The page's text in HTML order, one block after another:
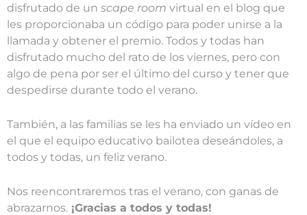
disfrutado de un scape room virtual en el blog que
les proporcionaba un código para poder unirse a la
llamada y obtener el premio. Todos y todas han
disfrutado mucho del rato de los viernes, pero con
algo de pena por ser el último del curso y tener que
despedirse durante todo el verano.
También, a las familias se les ha enviado un vídeo en
el que el equipo educativo bailotea deseándoles, a
todos y todas, un feliz verano.
Nos reencontraremos tras el verano, con ganas de
abrazarnos. ¡Gracias a todos y todas!